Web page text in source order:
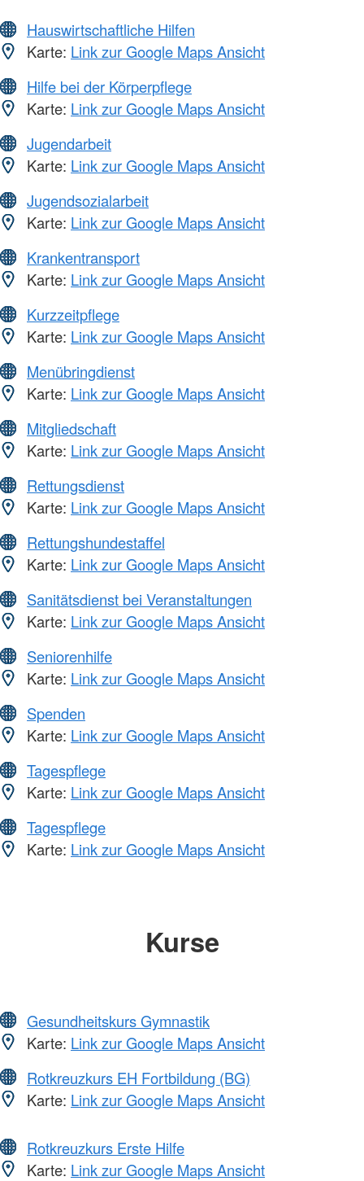
Hauswirtschaftliche Hilfen
Karte: Link zur Google Maps Ansicht
Hilfe bei der Körperpflege
Karte: Link zur Google Maps Ansicht
Jugendarbeit
Karte: Link zur Google Maps Ansicht
Jugendsozialarbeit
Karte: Link zur Google Maps Ansicht
Krankentransport
Karte: Link zur Google Maps Ansicht
Kurzzeitpflege
Karte: Link zur Google Maps Ansicht
Menübringdienst
Karte: Link zur Google Maps Ansicht
Mitgliedschaft
Karte: Link zur Google Maps Ansicht
Rettungsdienst
Karte: Link zur Google Maps Ansicht
Rettungshundestaffel
Karte: Link zur Google Maps Ansicht
Sanitätsdienst bei Veranstaltungen
Karte: Link zur Google Maps Ansicht
Seniorenhilfe
Karte: Link zur Google Maps Ansicht
Spenden
Karte: Link zur Google Maps Ansicht
Tagespflege
Karte: Link zur Google Maps Ansicht
Tagespflege
Karte: Link zur Google Maps Ansicht
Kurse
Gesundheitskurs Gymnastik
Karte: Link zur Google Maps Ansicht
Rotkreuzkurs EH Fortbildung (BG)
Karte: Link zur Google Maps Ansicht
Rotkreuzkurs Erste Hilfe
Karte: Link zur Google Maps Ansicht